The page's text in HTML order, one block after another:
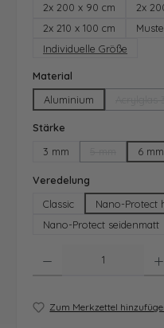
2x 200 x 90 cm
2x
2x 210 x 100 cm
Individuelle Größe
Material
Aluminium
Stärke
3 mm
(Diese Option
6 mm
Veredelung
Classic
Nano-Protect
Nano-Protect seidenmatt
Zum Merkzettel